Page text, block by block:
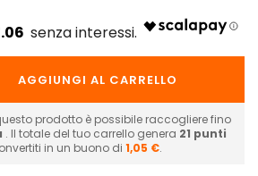
AGGIUNGI AL CARRELLO
prodotto è possibile raccogliere fino
. Il totale del tuo carrello genera 21 punti
in un buono di 1,05 €.